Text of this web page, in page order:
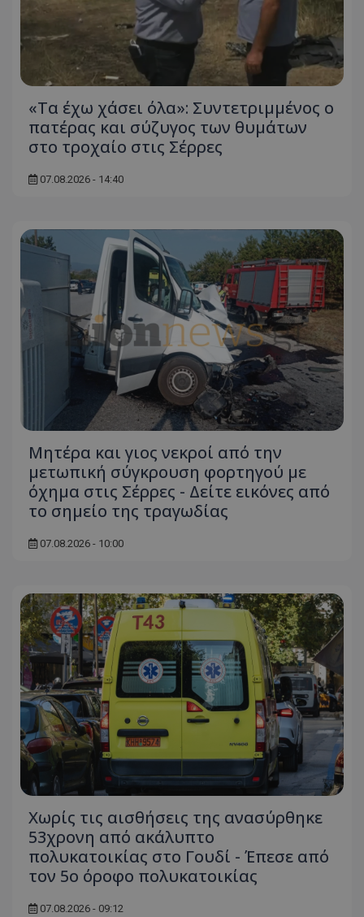
«Τα έχω χάσει όλα»: Συντετριμμένος ο
πατέρας και σύζυγος των θυμάτων
στο τροχαίο στις Σέρρες
07.08.2026 - 14:40
Μητέρα και γιος νεκροί από την
μετωπική σύγκρουση φορτηγού με
όχημα στις Σέρρες - Δείτε εικόνες από
το σημείο της τραγωδίας
07.08.2026 - 10:00
Χωρίς τις αισθήσεις της ανασύρθηκε
53χρονη από ακάλυπτο
πολυκατοικίας στο Γουδί - Έπεσε από
τον 5ο όροφο πολυκατοικίας
07.08.2026 - 09:12